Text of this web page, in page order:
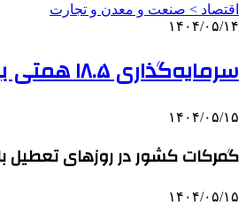
اقتصاد > صنعت و معدن و تجارت
۱۴۰۴/۰۵/۱۴
سرمایه‌گذاری ۱۸.۵ همتی برای تکمیل اکتشافات معدنی تا پایان ۱۴۰۴
۱۴۰۴/۰۵/۱۵
گمرکات کشور در روزهای تعطیل
۱۴۰۴/۰۵/۱۵